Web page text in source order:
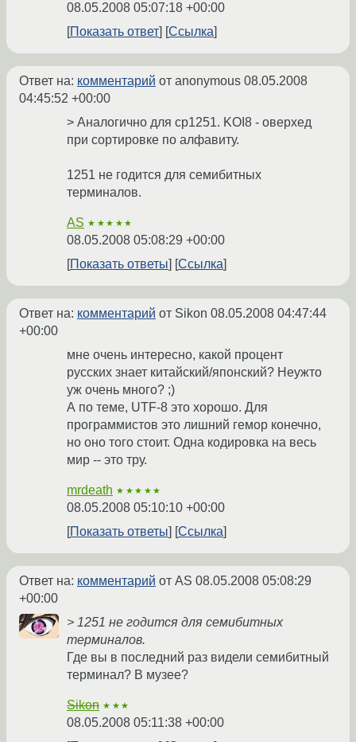
08.05.2008 05:07:18 +00:00
Показать ответ
Ссылка
Ответ на: комментарий от anonymous 08.05.2008
04:45:52 +00:00
> Аналогично для cp1251. KOI8 - оверхед
при сортировке по алфавиту.
1251 не годится для семибитных
терминалов.
AS ★★★★★
08.05.2008 05:08:29 +00:00
Показать ответы
Ссылка
Ответ на: комментарий от Sikon 08.05.2008 04:47:44
+00:00
мне очень интересно, какой процент
русских знает китайский/японский? Неужто
уж очень много? ;)
А по теме, UTF-8 это хорошо. Для
программистов это лишний гемор конечно,
но оно того стоит. Одна кодировка на весь
мир -- это тру.
mrdeath ★★★★★
08.05.2008 05:10:10 +00:00
Показать ответы
Ссылка
Ответ на: комментарий от AS 08.05.2008 05:08:29
+00:00
> 1251 не годится для семибитных
терминалов.
Где вы в последний раз видели семибитный
терминал? В музее?
Sikon ★★★
08.05.2008 05:11:38 +00:00